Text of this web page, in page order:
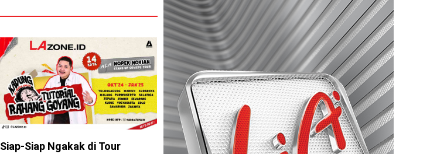
Siap-Siap Ngakak di Tour